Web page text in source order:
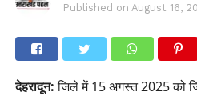
Published on August 16,
देहरादून:जिले में 15 अगस्त 2025 को